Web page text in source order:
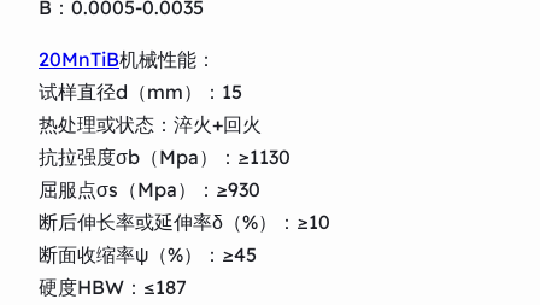
B：0.0005-0.0035
20MnTiB机械性能：
试样直径d（mm）：15
热处理或状态：淬火+回火
抗拉强度σb（Mpa）：≥1130
屈服点σs（Mpa）：≥930
断后伸长率或延伸率δ（%）：≥10
断面收缩率ψ（%）：≥45
硬度HBW：≤187